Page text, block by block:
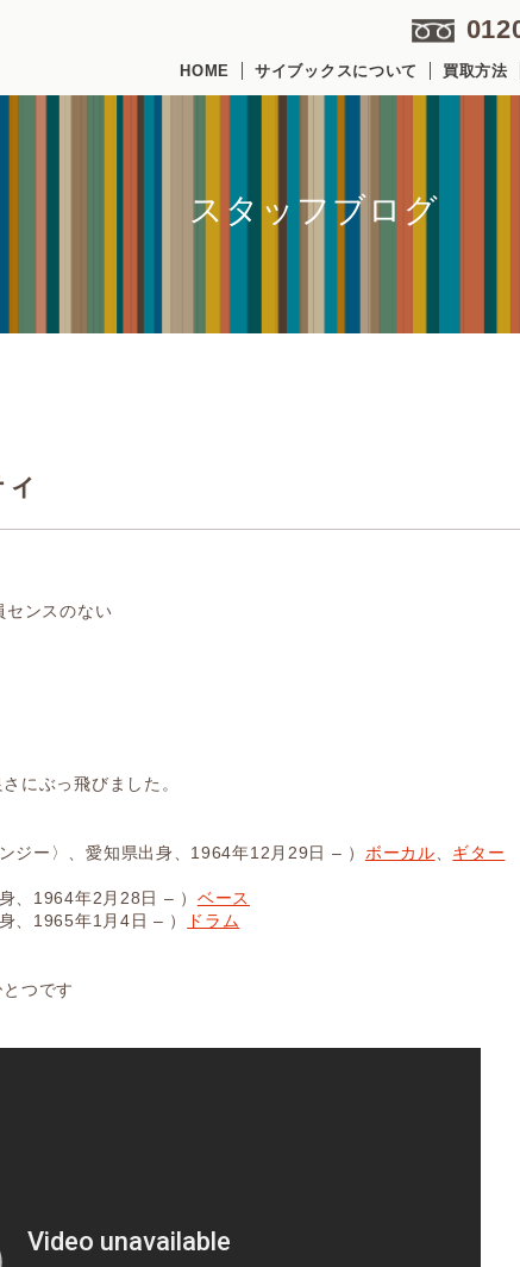
HOME サイブックスについて 買取方法
スタッフブログ
センスのない
にぶっ飛びました。
ジー〉、愛知県出身、1964年12月29日 – ） ボーカル
ギター
、1964年2月28日 – ） ベース
、1965年1月4日 – ）
ドラム
つです